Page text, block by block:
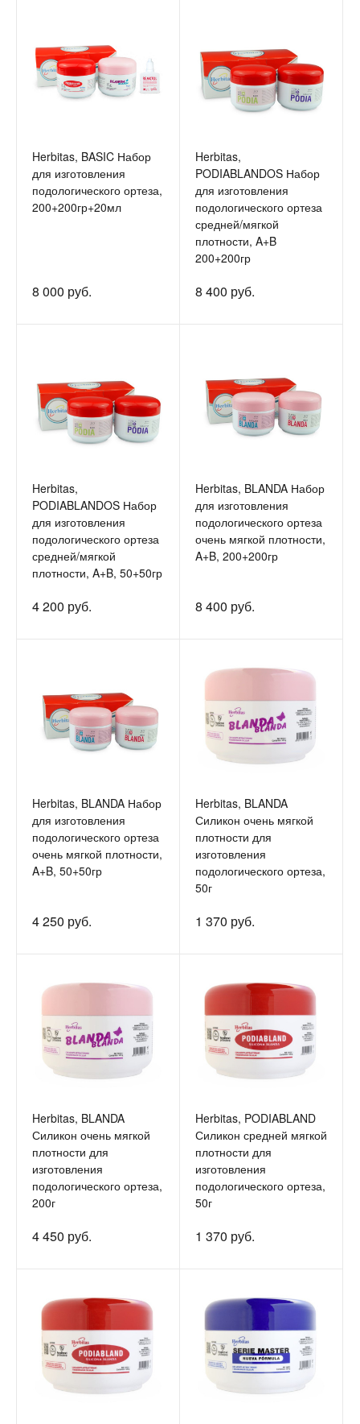
Herbitas, BASIC Набор
для изготовления
подологического ортеза,
200+200гр+20мл
8 000 руб.
Herbitas,
PODIABLANDOS Набор
для изготовления
подологического ортеза
средней/мягкой
плотности, A+B
200+200гр
8 400 руб.
Herbitas,
PODIABLANDOS Набор
для изготовления
подологического ортеза
средней/мягкой
плотности, A+B, 50+50гр
4 200 руб.
Herbitas, BLANDA Набор
для изготовления
подологического ортеза
очень мягкой плотности,
A+B, 200+200гр
8 400 руб.
Herbitas, BLANDA Набор
для изготовления
подологического ортеза
очень мягкой плотности,
A+B, 50+50гр
4 250 руб.
Herbitas, BLANDA
Силикон очень мягкой
плотности для
изготовления
подологического ортеза,
50г
1 370 руб.
Herbitas, BLANDA
Силикон очень мягкой
плотности для
изготовления
подологического ортеза,
200г
4 450 руб.
Herbitas, PODIABLAND
Силикон средней мягкой
плотности для
изготовления
подологического ортеза,
50г
1 370 руб.